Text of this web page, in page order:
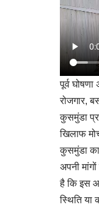
पूर्व
रोजगार,
कुसमुंडा
खिलाफ
कुसमुंडा
अपनी
है कि इस
स्थिति या